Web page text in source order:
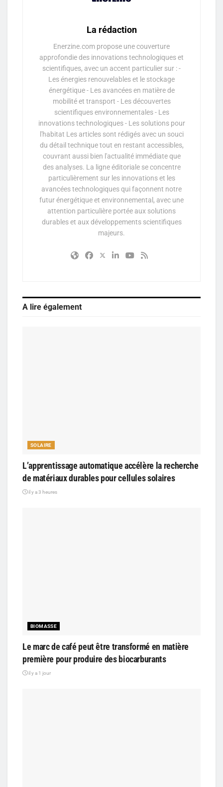
La rédaction
Enerzine.com propose une couverture
approfondie des innovations technologiques et
scientifiques, avec un accent particulier sur : -
Les énergies renouvelables et le stockage
énergétique - Les avancées en matière de
mobilité et transport - Les découvertes
scientifiques environnementales - Les
innovations technologiques - Les solutions pour
l'habitat Les articles sont rédigés avec un souci
du détail technique tout en restant accessibles,
couvrant aussi bien l'actualité immédiate que
des analyses. La ligne éditoriale se concentre
particulièrement sur les innovations et les
avancées technologiques qui façonnent notre
futur énergétique et environnemental, avec une
attention particulière portée aux solutions
durables et aux développements scientifiques
majeurs.
A lire également
SOLAIRE
L’apprentissage automatique accélère la recherche
de matériaux durables pour cellules solaires
il y a 3 heures
BIOMASSE
Le marc de café peut être transformé en matière
première pour produire des biocarburants
il y a 1 jour